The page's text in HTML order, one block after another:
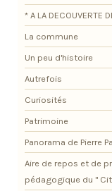
* A LA DECOUVERTE
La commune
Un peu d'histoire
Autrefois
Curiosités
Patrimoine
Panorama de Pierre
Aire de repos et de
pédagogique du "